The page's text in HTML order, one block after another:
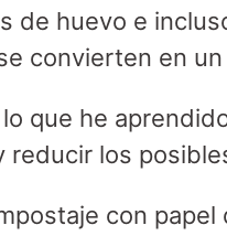
de huevo e
convierten en
que he
reducir los
con